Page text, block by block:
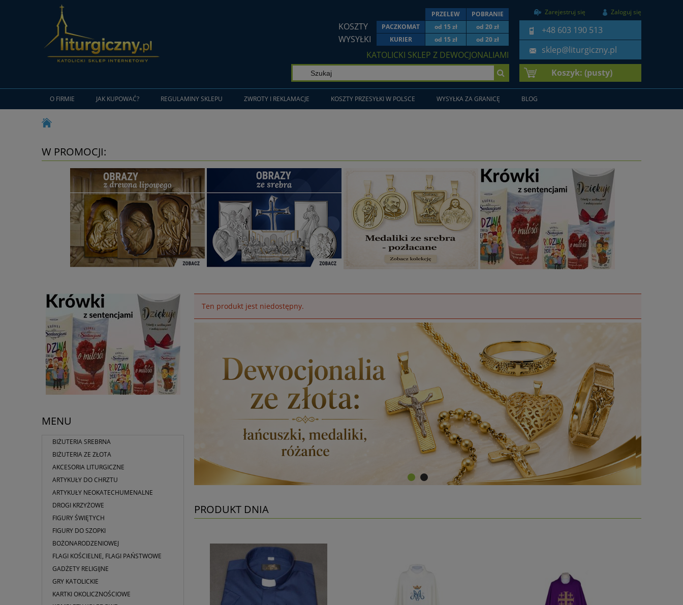
Zarejestruj się Zaloguj się
+48 603 190 513
sklep@liturgiczny.pl
PRZELEW POBRANIE
KOSZTY PACZKOMAT od 15 zł od 20 zł
WYSYŁKI KURIER od 15 zł od 20 zł
KATOLICKI SKLEP Z DEWOCJONALIAMI
Koszyk: (pusty)
O FIRMIE JAK KUPOWAĆ? REGULAMINY SKLEPU ZWROTY I REKLAMACJE KOSZTY PRZESYŁKI W POLSCE WYSYŁKA ZA GRANICĘ BLOG
W PROMOCJI:
MENU
BIŻUTERIA SREBRNA
BIŻUTERIA ZE ZŁOTA
AKCESORIA LITURGICZNE
ARTYKUŁY DO CHRZTU
ARTYKUŁY NEOKATECHUMENALNE
DROGI KRZYŻOWE
FIGURY ŚWIĘTYCH
FIGURY DO SZOPKI
BOŻONARODZENIOWEJ
FLAGI KOŚCIELNE, FLAGI PAŃSTWOWE
GADŻETY RELIGIJNE
GRY KATOLICKIE
KARTKI OKOLICZNOŚCIOWE
Ten produkt jest niedostępny.
PRODUKT DNIA